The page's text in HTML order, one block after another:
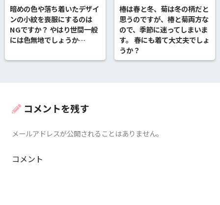
暗めの色や落ち着いたデザイ
ンの小紋を喪服にするのは
NGですか？ やはり世間一般
には色無地でしょうか…
椿は春と冬、菊は冬の柄だと
思うのですが、椿と菊両方な
ので、季節に迷ってしまいま
す。 春にも着て大丈夫でしょ
うか？
コメントを残す
メールアドレスが公開されることはありません。
コメント